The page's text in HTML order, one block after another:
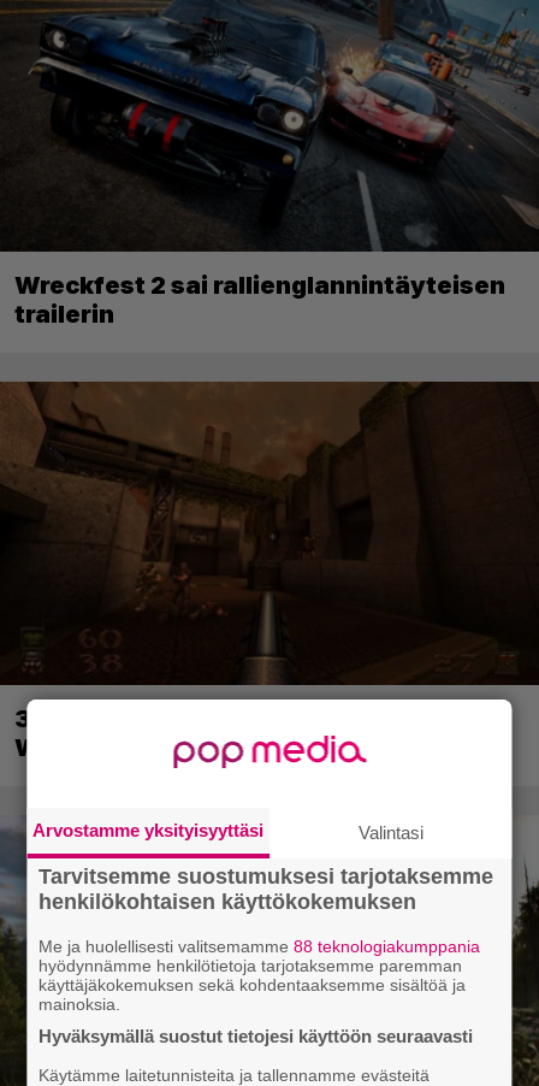
Wreckfest 2 sai rallienglannintäyteisen
trailerin
30-vuotias Quake sai uuden episodin
Wolfenstein-kehittäjiltä
Arvostamme yksityisyyttäsi Valintasi
Tarvitsemme suostumuksesi tarjotaksemme
henkilökohtaisen käyttökokemuksen
Me ja huolellisesti valitsemamme88 teknologiakumppania
hyödynnämme henkilötietoja tarjotaksemme paremman
käyttäjäkokemuksen sekä kohdentaaksemme sisältöä ja
mainoksia.
Hyväksymällä suostut tietojesi käyttöön seuraavasti
Käytämme laitetunnisteita ja tallennamme evästeitä